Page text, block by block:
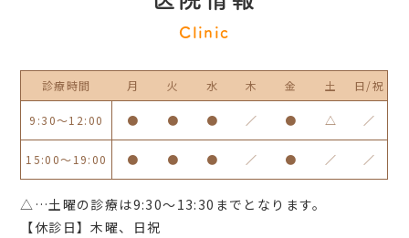
Clinic
診療時間 月 火 水 木 金 土 日/祝
9:30〜12:00 ● ● ● ／ ● △ ／
15:00〜19:00 ● ● ● ／ ● ／ ／
△…土曜の診療は9:30～13:30までとなります。
【休診日】木曜、日祝